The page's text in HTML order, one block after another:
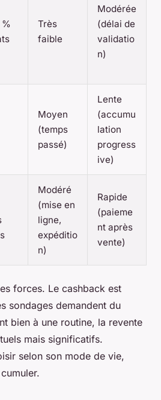
%
Très
faible
Modérée
(délai de
validatio
n)
Moyen
(temps
passé)
Lente
(accumu
lation
progress
ive)
Modéré
(mise en
ligne,
expéditio
n)
Rapide
(paieme
nt après
vente)
forces. Le cashback est
sondages demandent du
bien à une routine, la revente
mais significatifs.
selon son mode de vie,